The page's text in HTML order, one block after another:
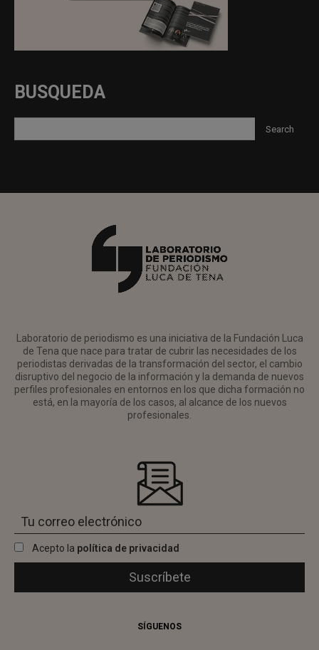
BUSQUEDA
Laboratorio de periodismo es una iniciativa de la Fundación Luca
de Tena que nace para tratar de cubrir las necesidades de los
periodistas derivadas de la transformación del sector, el cambio
disruptivo del negocio de la información y la demanda de nuevos
perfiles profesionales en entornos en los que dicha formación no
está, en la mayoría de los casos, al alcance de los nuevos
profesionales.
Acepto la política de privacidad
SÍGUENOS